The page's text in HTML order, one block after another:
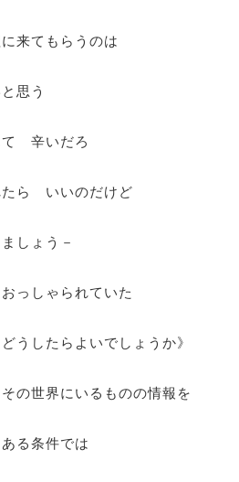
来てもらうのは
思う
辛いだろ
たら いいのだけど
しょう－
っしゃられていた
うしたらよいでしょうか》
世界にいるものの情報を
る条件では